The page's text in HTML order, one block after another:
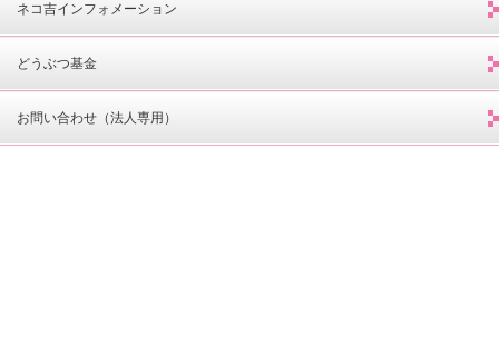
ネコ吉インフォメーション
どうぶつ基金
お問い合わせ（法人専用）